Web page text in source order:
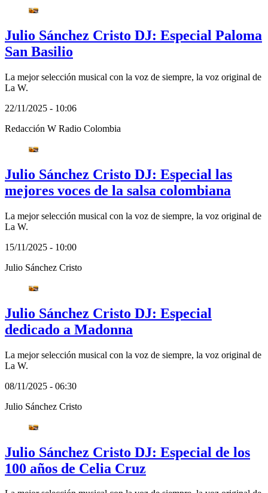
Julio Sánchez Cristo DJ: Especial Paloma
San Basilio
La mejor selección musical con la voz de siempre, la voz original de
La W.
22/11/2025 - 10:06
Redacción W Radio Colombia
Julio Sánchez Cristo DJ: Especial las
mejores voces de la salsa colombiana
La mejor selección musical con la voz de siempre, la voz original de
La W.
15/11/2025 - 10:00
Julio Sánchez Cristo
Julio Sánchez Cristo DJ: Especial
dedicado a Madonna
La mejor selección musical con la voz de siempre, la voz original de
La W.
08/11/2025 - 06:30
Julio Sánchez Cristo
Julio Sánchez Cristo DJ: Especial de los
100 años de Celia Cruz